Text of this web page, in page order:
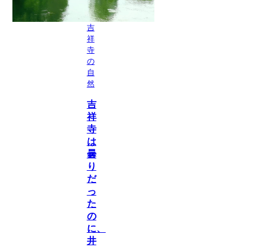
吉
祥
寺
の
自
然
吉
祥
寺
は
曇
り
だ
っ
た
の
に、
井